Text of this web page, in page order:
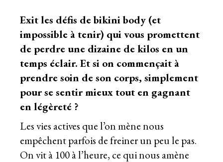
Exit les défis de bikini body (et
impossible à tenir) qui vous promettent
de perdre une dizaine de kilos en un
temps éclair. Et si on commençait à
prendre soin de son corps, simplement
pour se sentir mieux tout en gagnant
en légèreté ?
Les vies actives que l’on mène nous
empêchent parfois de freiner un peu le pas.
On vit à 100 à l’heure, ce qui nous amène